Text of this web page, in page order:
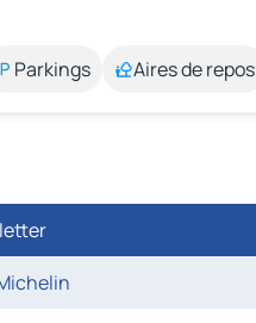
Parkings Aires de repos